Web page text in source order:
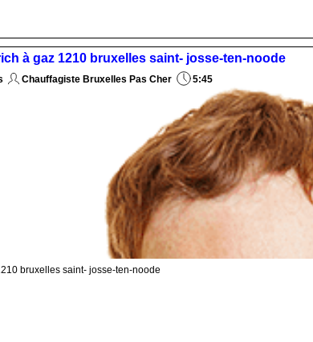
à gaz 1210 bruxelles saint- josse-ten-noode
Chauffagiste Bruxelles Pas Cher 5:45
bruxelles saint- josse-ten-noode